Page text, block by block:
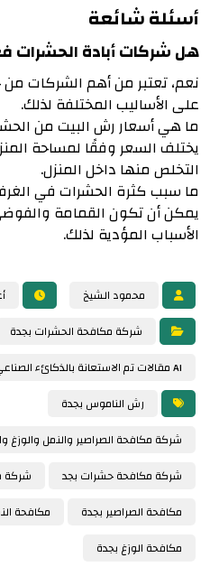
أسئلة شائعة
هل شركات أبادة الحشرات
نعم، تعتبر من أهم الشركات من
على الأساليب المختلفة لذلك.
ما هي أسعار رش البيت من
يختلف السعر وفقًا لمساحة
التخلص منها داخل المنزل.
ما سبب كثرة الحشرات في
يمكن أن تكون القمامة
الأسباب المؤدية لذلك.
محمود الشيخ
شركة مكافحة الحشرات بجدة
AI مقالات تم الاستعانة بالذكائء الصناعي للتاكد من محتواها
رش الناموس بجدة
شركة مكافحة الصراصير والنمل والوزغ
شركة مكافحة حشرات بجد
شركة
مكافحة الصراصير بجدة
مكافحة
مكافحة الوزغ بجدة